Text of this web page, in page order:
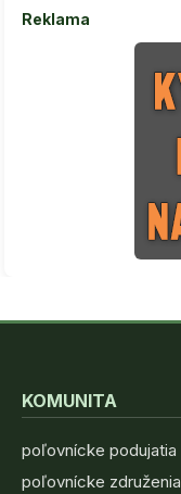
Reklama
KOMUNITA
poľovnícke podujatia
poľovnícke združenia